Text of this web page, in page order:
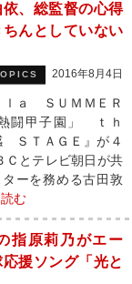
、総監督の心得
んとしていない
2016年8月4日
ａ ＳＵＭＭＥＲ
闘甲子園」 ｔｈ
ＴＡＧＥ』が４
Ｃとテレビ朝日が共
ーを務める古田敦
む
指原莉乃がエー
援ソング「光と